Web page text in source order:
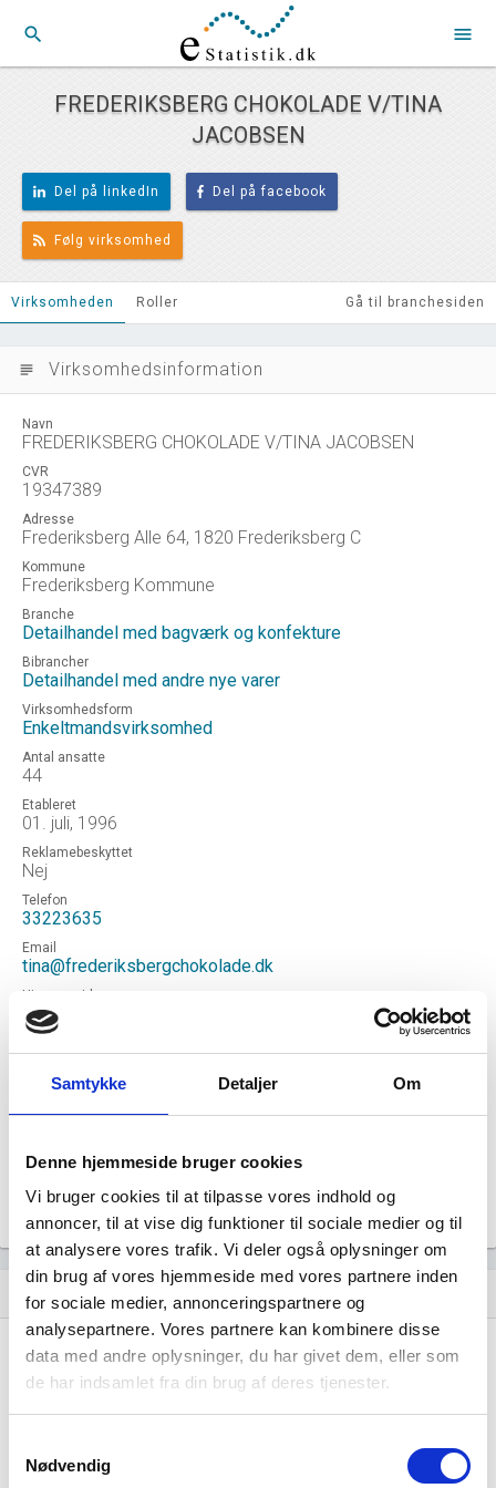
Samtykke Detaljer Om
Denne hjemmeside bruger cookies
Vi bruger cookies til at tilpasse vores indhold og
annoncer, til at vise dig funktioner til sociale medier og til
at analysere vores trafik. Vi deler også oplysninger om
din brug af vores hjemmeside med vores partnere inden
for sociale medier, annonceringspartnere og
analysepartnere. Vores partnere kan kombinere disse
data med andre oplysninger, du har givet dem, eller som
de har indsamlet fra din brug af deres tjenester.
Nødvendig
search menu
FREDERIKSBERG CHOKOLADE V/TINA
JACOBSEN
Del på linkedIn Del på facebook
Følg virksomhed
Virksomheden Roller Gå til branchesiden
subject Virksomhedsinformation
Navn
FREDERIKSBERG CHOKOLADE V/TINA JACOBSEN
CVR
19347389
Adresse
Frederiksberg Alle 64, 1820 Frederiksberg C
Kommune
Frederiksberg Kommune
Branche
Detailhandel med bagværk og konfekture
Bibrancher
Detailhandel med andre nye varer
Virksomhedsform
Enkeltmandsvirksomhed
Antal ansatte
44
Etableret
01. juli, 1996
Reklamebeskyttet
Nej
Telefon
33223635
Email
tina@frederiksbergchokolade.dk
Hjemmeside
FREDERIKSBERG CHOKOLADE V/TINA JACOBSEN
Aktiv
Revisor
Uoplyst
Uoplyst
Uoplyst
show_chart Udvikling i antal ansatte
50 - 99
50 - 99
200 - 499
200 - 499
500 - 999
500 - 999
1000+
1000+